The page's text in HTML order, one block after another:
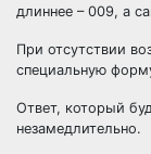
длиннее – 009, а
При отсутствии
специальную
Ответ, который
незамедлительно.